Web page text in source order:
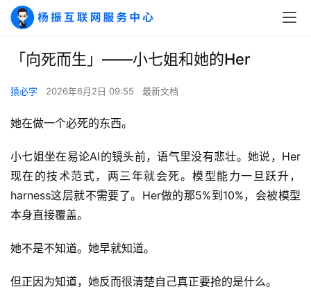
「向死而生」——小七姐和她的Her
猿必学 2026年6月2日 09:55 最新文档
她在做一个必死的东西。
小七姐坐在易论AI的镜头前，语气里没有悲壮。她说，Her
现在的技术范式，两三年就会死。模型能力一旦跃升，
harness这层就不需要了。Her做的那5%到10%，会被模型
本身直接覆盖。
她不是不知道。她早就知道。
但正因为知道，她反而很清楚自己真正要抢的是什么。